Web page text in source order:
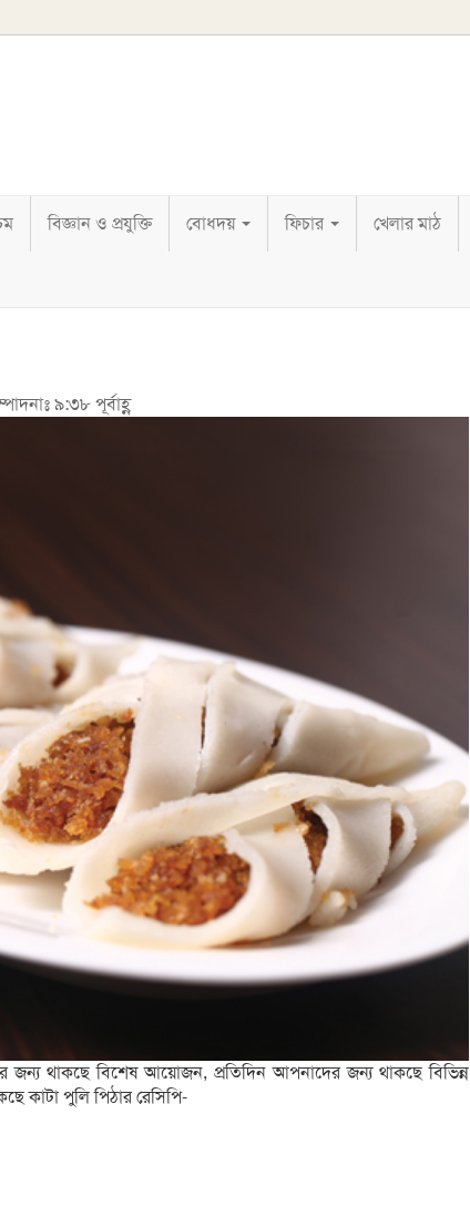
বিজ্ঞান ও প্রযুক্তি বোধদয় ফিচার খেলার মাঠ
৯:৩৮ পূর্বাহ্ণ
জন্য থাকছে বিশেষ আয়োজন, প্রতিদিন আপনাদের জন্য থাকছে বিভিন্ন
কাটা পুলি পিঠার রেসিপি-